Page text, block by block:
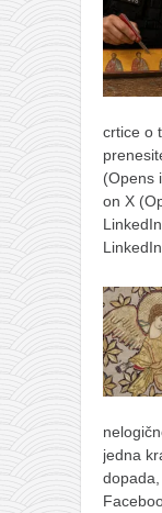
crtice o
(Opens
on X
jedna